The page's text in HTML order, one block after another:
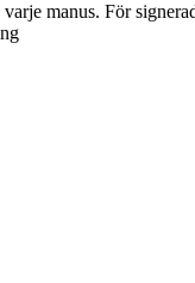
manus. För